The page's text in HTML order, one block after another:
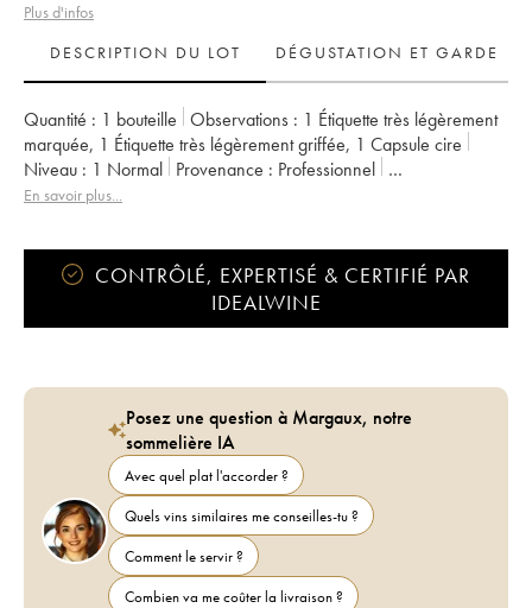
Plus d'infos
DESCRIPTION DU LOT
DÉGUSTATION ET GARDE
Quantité : 1 bouteille Observations : 1 Étiquette très légèrement
marquée, 1 Étiquette très légèrement griffée, 1 Capsule cire
Niveau : 1 Normal Provenance :
professionnel
TVA récupérable :
En savoir plus...
CONTRÔLÉ, EXPERTISÉ & CERTIFIÉ PAR
IDEALWINE
Posez une question à Margaux, notre
sommelière IA
Avec quel plat l'accorder ?
Quels vins similaires me conseilles-tu ?
Comment le servir ?
Combien va me coûter la livraison ?